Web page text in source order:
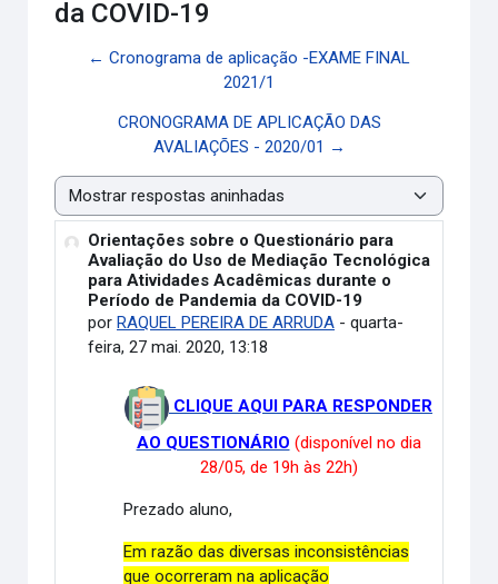
da COVID-19
← Cronograma de aplicação -EXAME FINAL
2021/1
CRONOGRAMA DE APLICAÇÃO DAS
AVALIAÇÕES - 2020/01 →
Modo de visualização
Orientações sobre o Questionário para
Avaliação do Uso de Mediação Tecnológica
para Atividades Acadêmicas durante o
Período de Pandemia da COVID-19
por RAQUEL PEREIRA DE ARRUDA- quarta-
feira, 27 mai. 2020, 13:18
Número de respostas: 0
CLIQUE AQUI PARA RESPONDER
AO QUESTIONÁRIO (disponível no dia
28/05, de 19h às 22h)
Prezado aluno,
Em razão das diversas inconsistências
que ocorreram na aplicação